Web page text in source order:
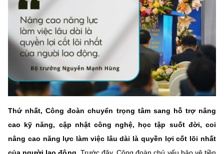
English
BỘ KHOA HỌC VÀ CÔNG NGHỆ
MINISTRY OF SCIENCE AND TECHNOLOGY
Điều khoản sử dụng Theo dõi MST: Góp ý
Cơ quan chủ quản: Bộ Khoa học và Công nghệ (MST)
Chịu trách nhiệm nội dung: Nguyễn Thị Hải Hằng
Giám đốc Trung tâm Truyền thông Khoa học và Công nghệ.
Liên hệ
Thứ nhất, Công đoàn chuyển trọng tâm sang hỗ trợ nâng
cao kỹ năng, cập nhật công nghệ, học tập suốt đời, coi
nâng cao năng lực làm việc lâu dài là quyền lợi cốt lõi nhất
của người lao động. Trước đây, Công đoàn chủ yếu bảo vệ tiền